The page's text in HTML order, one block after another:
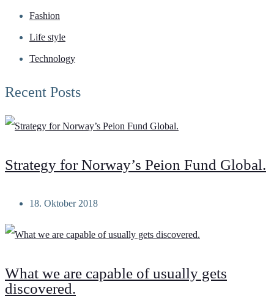
Fashion
Life style
Technology
Recent Posts
Strategy for Norway’s Peion Fund Global.
18. Oktober 2018
What we are capable of usually gets
discovered.